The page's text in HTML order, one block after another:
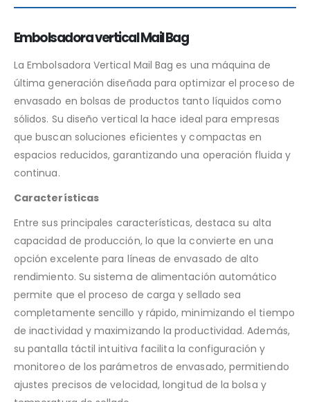
Embolsadora vertical Mail Bag
La Embolsadora Vertical Mail Bag es una máquina de
última generación diseñada para optimizar el proceso de
envasado en bolsas de productos tanto líquidos como
sólidos. Su diseño vertical la hace ideal para empresas
que buscan soluciones eficientes y compactas en
espacios reducidos, garantizando una operación fluida y
continua.
Características
Entre sus principales características, destaca su alta
capacidad de producción, lo que la convierte en una
opción excelente para líneas de envasado de alto
rendimiento. Su sistema de alimentación automático
permite que el proceso de carga y sellado sea
completamente sencillo y rápido, minimizando el tiempo
de inactividad y maximizando la productividad. Además,
su pantalla táctil intuitiva facilita la configuración y
monitoreo de los parámetros de envasado, permitiendo
ajustes precisos de velocidad, longitud de la bolsa y